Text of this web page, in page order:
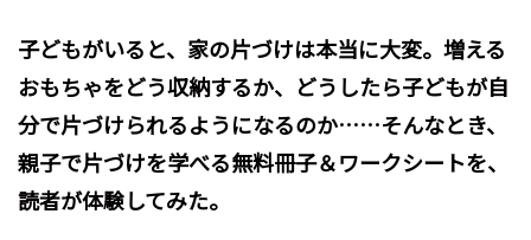
子どもがいると、家の片づけは本当に大変。増える
おもちゃをどう収納するか、どうしたら子どもが自
分で片づけられるようになるのか……そんなとき、
親子で片づけを学べる無料冊子＆ワークシートを、
読者が体験してみた。